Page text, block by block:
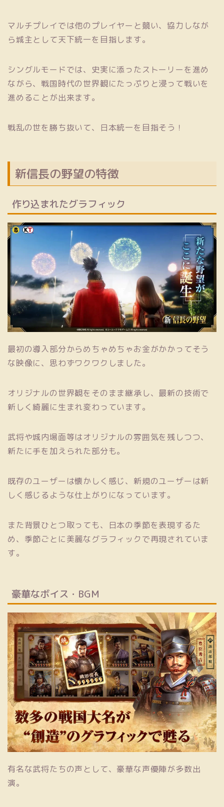
マルチプレイでは他のプレイヤーと競い、協力しなが
ら城主として天下統一を目指します。
シングルモードでは、史実に添ったストーリーを進め
ながら、戦国時代の世界観にたっぷりと浸って戦いを
進めることが出来ます。
戦乱の世を勝ち抜いて、日本統一を目指そう！
新信長の野望の特徴
作り込まれたグラフィック
最初の導入部分からめちゃめちゃお金がかかってそう
な映像に、思わずワクワクしました。
オリジナルの世界観をそのまま継承し、最新の技術で
新しく綺麗に生まれ変わっています。
武将や城内場面等はオリジナルの雰囲気を残しつつ、
新たに手を加えられた部分も。
既存のユーザーは懐かしく感じ、新規のユーザーは新
しく感じるような仕上がりになっています。
また背景ひとつ取っても、日本の季節を表現するた
め、季節ごとに美麗なグラフィックで再現されていま
す。
豪華なボイス・BGM
有名な武将たちの声として、豪華な声優陣が多数出
演。